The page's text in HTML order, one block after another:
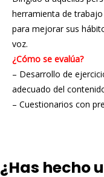
herramienta de
para mejorar sus
voz.
¿Cómo se evalúa?
– Desarrollo de
adecuado del
– Cuestionarios con
¿Has hecho